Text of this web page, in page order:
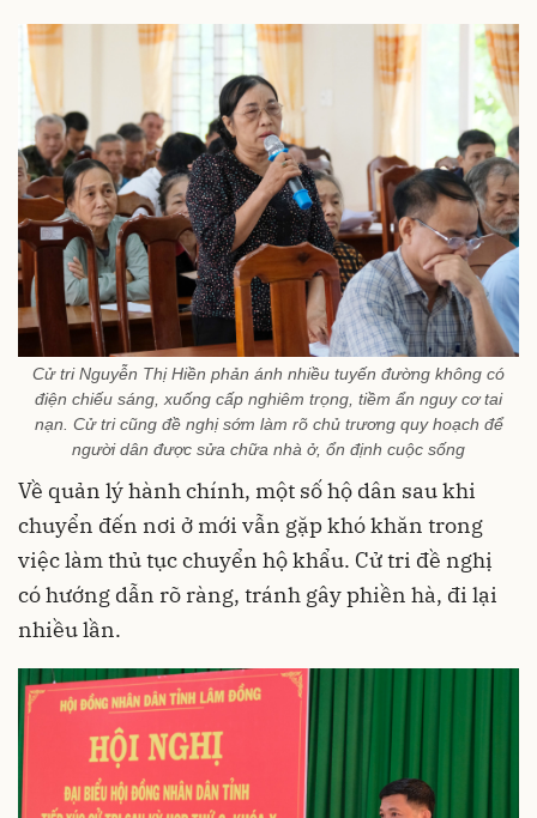
Cử tri Nguyễn Thị Hiền phản ánh nhiều tuyến đường không có
điện chiếu sáng, xuống cấp nghiêm trọng, tiềm ẩn nguy cơ tai
nạn. Cử tri cũng đề nghị sớm làm rõ chủ trương quy hoạch để
người dân được sửa chữa nhà ở, ổn định cuộc sống
Về quản lý hành chính, một số hộ dân sau khi
chuyển đến nơi ở mới vẫn gặp khó khăn trong
việc làm thủ tục chuyển hộ khẩu. Cử tri đề nghị
có hướng dẫn rõ ràng, tránh gây phiền hà, đi lại
nhiều lần.